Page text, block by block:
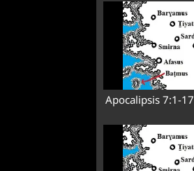
Apocalipsis 7:1-17